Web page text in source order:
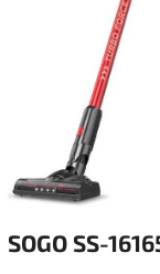
SOGO SS-